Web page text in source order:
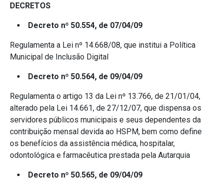
DECRETOS
Decreto nº 50.554, de 07/04/09
Regulamenta a Lei nº 14.668/08, que institui a Política
Municipal de Inclusão Digital
Decreto nº 50.564, de 09/04/09
Regulamenta o artigo 13 da Lei nº 13.766, de 21/01/04,
alterado pela Lei 14.661, de 27/12/07, que dispensa os
servidores públicos municipais e seus dependentes da
contribuição mensal devida ao HSPM, bem como define
os benefícios da assistência médica, hospitalar,
odontológica e farmacêutica prestada pela Autarquia
Decreto nº 50.565, de 09/04/09